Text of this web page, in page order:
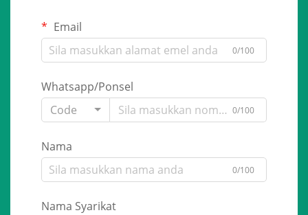
Email
0/100
Whatsapp/Ponsel
Code
0/100
Nama
0/100
Nama Syarikat